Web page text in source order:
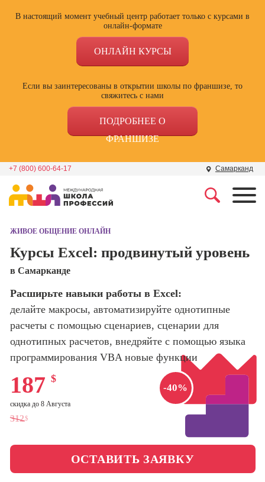
В настоящий момент учебный центр работает только с курсами в
онлайн-формате
ОНЛАЙН КУРСЫ
Если вы заинтересованы в открытии школы по франшизе, то
свяжитесь с нами
ПОДРОБНЕЕ О
ФРАНШИЗЕ
+7 (800) 600-64-17 Самарканд
Школа дизайна
программирования
Школа психологии
Школа актерского
мастерства
Школа бизнеса и
управления
Фотошкола
Школа медиа
Специалист по
поисковой
сайтов)
Профессия
Интернет-
маркетолог
Профессия
Менеджер по
маркетингу в
Профессия
ЖИВОЕ ОБЩЕНИЕ ОНЛАЙН
Курсы Excel: продвинутый уровень
в Самарканде
Расширьте навыки работы в Excel:
делайте макросы, автоматизируйте однотипные
расчеты с помощью сценариев, сценарии для
однотипных расчетов, внедряйте с помощью языка
программирования VBA новые функции
-40%
312$
187 $
скидка до 8 Августа
ОСТАВИТЬ ЗАЯВКУ